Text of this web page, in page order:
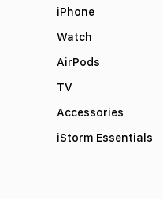
iPhone
Watch
AirPods
TV
Accessories
iStorm Essentials